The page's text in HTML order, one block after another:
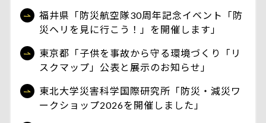
福井県「防災航空隊30周年記念イベント「防
災ヘリを見に行こう！」を開催します」
東京都「子供を事故から守る環境づくり「リ
スクマップ」公表と展示のお知らせ」
東北大学災害科学国際研究所「防災・減災ワ
ークショップ2026を開催しました」